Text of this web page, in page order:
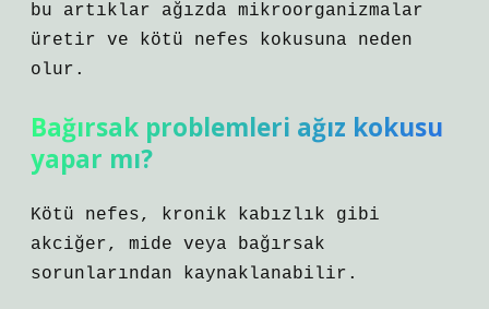
bu artıklar ağızda mikroorganizmalar
üretir ve kötü nefes kokusuna neden
olur.
Bağırsak problemleri ağız kokusu
yapar mı?
Kötü nefes, kronik kabızlık gibi
akciğer, mide veya bağırsak
sorunlarından kaynaklanabilir.